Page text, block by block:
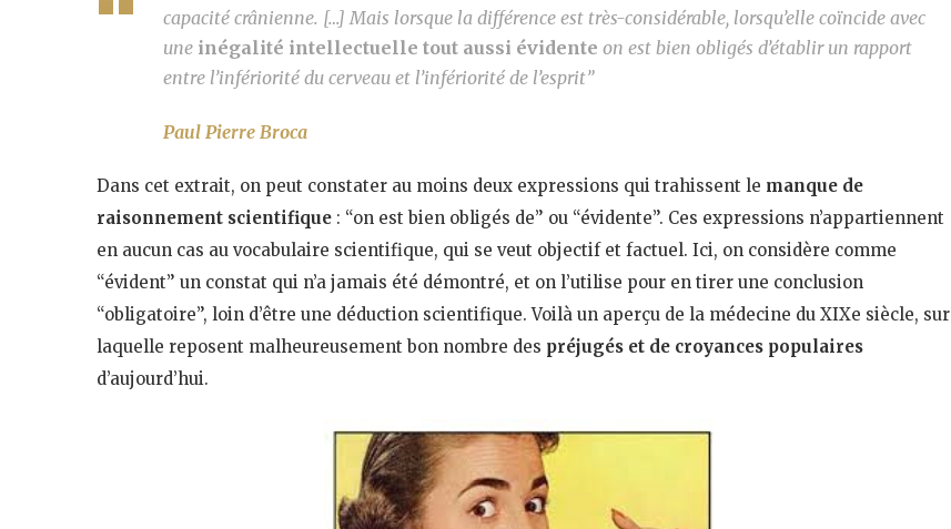
capacité crânienne. […] Mais lorsque la différence est très-considérable, lorsqu’elle coïncide avec
une inégalité intellectuelle tout aussi évidente on est bien obligés d’établir un rapport
entre l’infériorité du cerveau et l’infériorité de l’esprit”
Paul Pierre Broca
Dans cet extrait, on peut constater au moins deux expressions qui trahissent le manque de
raisonnement scientifique : “on est bien obligés de” ou “évidente”. Ces expressions n’appartiennent
en aucun cas au vocabulaire scientifique, qui se veut objectif et factuel. Ici, on considère comme
“évident” un constat qui n’a jamais été démontré, et on l’utilise pour en tirer une conclusion
“obligatoire”, loin d’être une déduction scientifique. Voilà un aperçu de la médecine du XIXe siècle, sur
laquelle reposent malheureusement bon nombre des préjugés et de croyances populaires
d’aujourd’hui.